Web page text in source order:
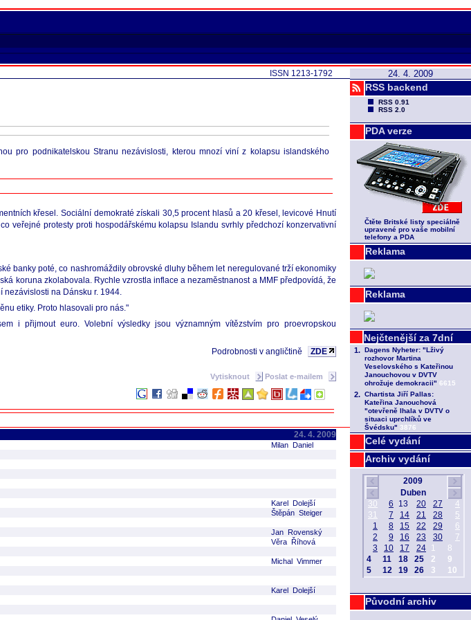
24. 4. 2009
RSS backend
RSS 0.91
RSS 2.0
PDA verze
Čtěte Britské listy speciálně
upravené pro vaše mobilní
telefony a PDA
Reklama
Reklama
Celé vydání
Archiv vydání
Původní archiv
ISSN 1213-1792
pro podnikatelskou Stranu nezávislosti, kterou mnozí viní z kolapsu islandského
křesel. Sociální demokraté získali 30,5 procent hlasů a 20 křesel, levicové Hnutí
veřejné protesty proti hospodářskému kolapsu Islandu svrhly předchozí konzervativní
banky poté, co nashromáždily obrovské dluhy během let neregulované trží ekonomiky
koruna zkolabovala. Rychle vzrostla inflace a nezaměstnanost a MMF předpovídá, že
nezávislosti na Dánsku r. 1944.
etiky. Proto hlasovali pro nás."
i přijmout euro. Volební výsledky jsou významným vítězstvím pro proevropskou
Podrobnosti v angličtině
ZDE
Vytisknout Poslat e-mailem
24. 4. 2009
Milan Daniel
Karel Dolejší
Štěpán Steiger
Jan Rovenský
Věra Říhová
Michal Vimmer
Karel Dolejší